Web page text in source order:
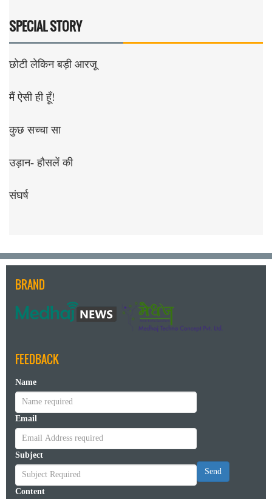
SPECIAL STORY
छोटी लेकिन बड़ी आरजू
मैं ऐसी ही हूँ!
कुछ सच्चा सा
उड़ान- हौसलें की
संघर्ष
BRAND
FEEDBACK
Name
Email
Subject
Content
Send